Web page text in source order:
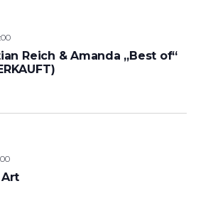
Reich & Amanda „Best of“